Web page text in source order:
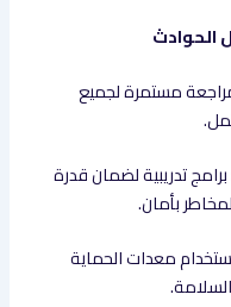
مستمرة لجميع
تدريبية لضمان قدرة
بأمان.
معدات الحماية